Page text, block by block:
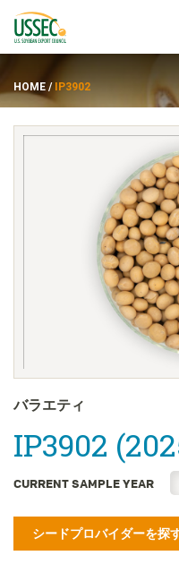
サプライヤー
ENGLISH
FRANÇAIS
한국어
简体中文
繁體中文
TIẾNG VIỆT
HOME / IP3902
バラエティ
IP3902
CURRENT SAMPLE YEAR
シードプロバイダーを探